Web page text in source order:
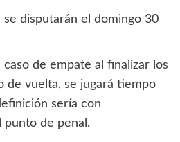
se disputarán el domingo 30
de empate al finalizar los
de vuelta, se jugará tiempo
sería con
punto de penal.